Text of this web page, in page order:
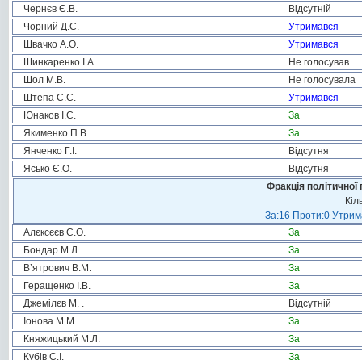
Чернєв Є.В.
Відсутній
Чорний Д.С.
Утримався
Швачко А.О.
Утримався
Шинкаренко І.А.
Не голосував
Шол М.В.
Не голосувала
Штепа С.С.
Утримався
Юнаков І.С.
За
Якименко П.В.
За
Янченко Г.І.
Відсутня
Ясько Є.О.
Відсутня
Фракція
За:16 Проти:0
Алєксєєв С.О.
За
Бондар М.Л.
За
В’ятрович В.М.
За
Геращенко І.В.
За
Джемілєв М. .
Відсутній
Іонова М.М.
За
Княжицький М.Л.
За
Кубів С.І.
За